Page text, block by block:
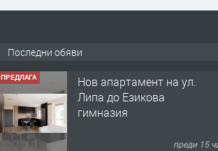
Последни обяви
ПРЕДЛАГА
Нов апартамент на ул.
Липа до Езикова
гимназия
преди 15